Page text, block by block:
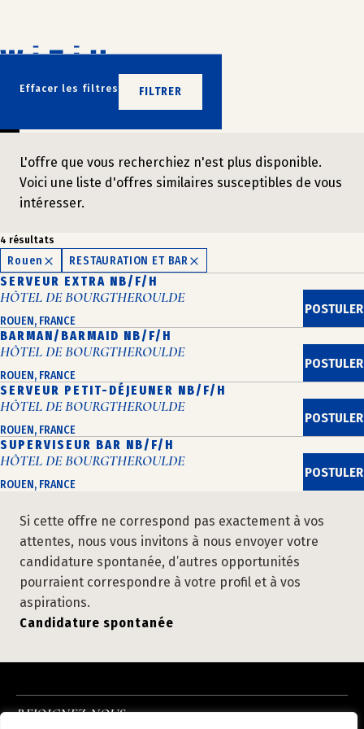
contenu
Effacer les filtres FILTRER
N’ATTENDEZ PLUS
REJOIGNEZ-NOUS
L'offre que vous recherchiez n'est plus disponible.
Voici une liste d'offres similaires susceptibles de vous
intéresser.
4 résultats
Rouen RESTAURATION ET BAR
SERVEUR EXTRA NB/F/H
HÔTEL DE BOURGTHEROULDE
ROUEN, FRANCE
POSTULER
BARMAN/BARMAID NB/F/H
HÔTEL DE BOURGTHEROULDE
ROUEN, FRANCE
POSTULER
SERVEUR PETIT-DÉJEUNER NB/F/H
HÔTEL DE BOURGTHEROULDE
ROUEN, FRANCE
POSTULER
SUPERVISEUR BAR NB/F/H
HÔTEL DE BOURGTHEROULDE
ROUEN, FRANCE
POSTULER
Si cette offre ne correspond pas exactement à vos
attentes, nous vous invitons à nous envoyer votre
candidature spontanée, d’autres opportunités
pourraient correspondre à votre profil et à vos
aspirations.
Candidature spontanée
REJOIGNEZ-NOUS